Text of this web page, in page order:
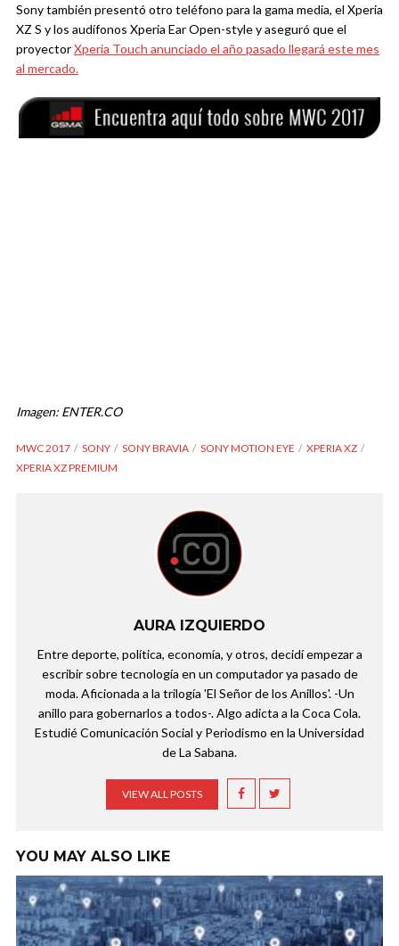
Sony también presentó otro teléfono para la gama media, el Xperia
XZ S y los audífonos Xperia Ear Open-style y aseguró que el
proyectorXperia Touch anunciado el año pasado llegará este mes
al mercado.
Imagen: ENTER.CO
MWC 2017 SONY SONY BRAVIA SONY MOTION EYE
XPERIA XZ
XPERIA XZ PREMIUM
AURA IZQUIERDO
Entre deporte, política, economía, y otros, decidí empezar a
escribir sobre tecnología en un computador ya pasado de
moda. Aficionada a la trilogía 'El Señor de los Anillos'. -Un
anillo para gobernarlos a todos-. Algo adicta a la Coca Cola.
Estudié Comunicación Social y Periodismo en la Universidad
de La Sabana.
VIEW ALL POSTS
YOU MAY ALSO LIKE